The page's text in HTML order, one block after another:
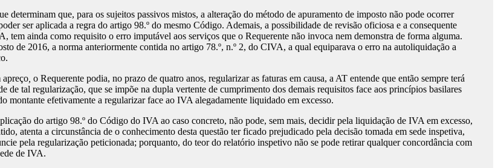
que, para os sujeitos passivos mistos, a alteração do método de apuramento de imposto não pode ocorrer
ser aplicada a regra do artigo 98.º do mesmo Código. Ademais, a possibilidade de revisão oficiosa e a consequente
ainda como requisito o erro imputável aos serviços que o Requerente não invoca nem demonstra de forma alguma.
de 2016, a norma anteriormente contida no artigo 78.º, n.º 2, do CIVA, a qual equiparava o erro na autoliquidação a
apreço o Requerente podia, no prazo de quatro anos, regularizar as faturas em causa, a AT entende que então sempre terá
de tal regularização, que se impõe na dupla vertente de cumprimento dos demais requisitos face aos princípios basilares
efetivamente a regularizar face ao IVA alegadamente liquidado em excesso.
do artigo 98.º do Código do IVA ao caso concreto, não pode, sem mais, decidir pela liquidação de IVA em excesso,
atenta a circunstância de o conhecimento desta questão ter ficado prejudicado pela decisão tomada em sede inspetiva,
pela regularização peticionada; porquanto, do teor do relatório inspetivo não se pode retirar qualquer concordância com
de IVA.